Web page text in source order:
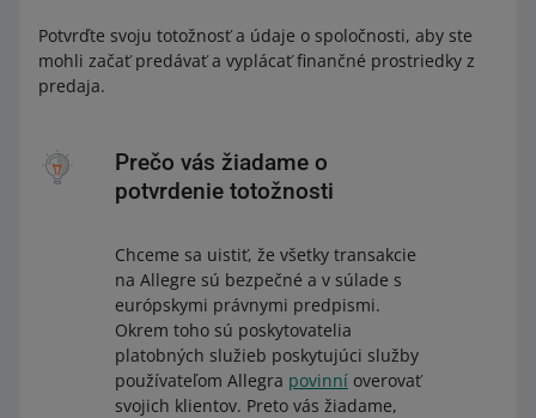
Potvrďte svoju totožnosť a údaje o spoločnosti, aby ste
mohli začať predávať a vyplácať finančné prostriedky z
predaja.
Prečo vás žiadame o
potvrdenie totožnosti
Chceme sa uistiť, že všetky transakcie
na Allegre sú bezpečné a v súlade s
európskymi právnymi predpismi.
Okrem toho sú poskytovatelia
platobných služieb poskytujúci služby
používateľom Allegra povinní overovať
svojich klientov. Preto vás žiadame,